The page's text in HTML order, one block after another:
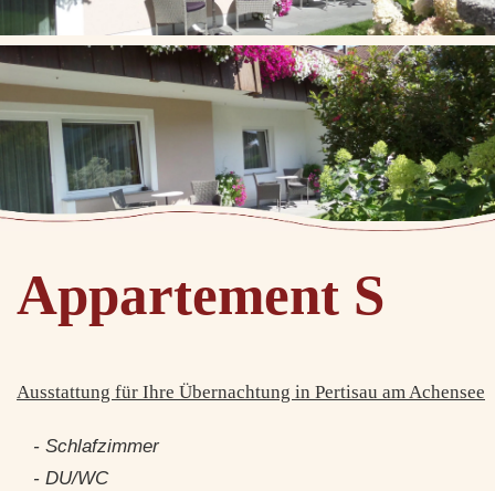
Appartement S
Ausstattung für Ihre Übernachtung in Pertisau am Achensee
- Schlafzimmer
- DU/WC